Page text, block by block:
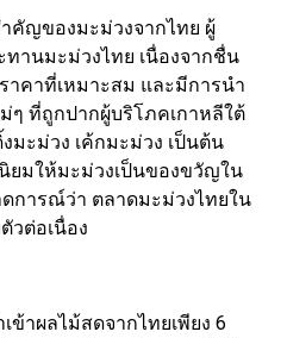
คัญของมะม่วงจากไทย ผู้
านมะม่วงไทย เนื่องจากชื่น
าคาที่เหมาะสม และมีการนำ
ๆ ที่ถูกปากผู้บริโภคเกาหลีใต้
มะม่วง เค้กมะม่วง เป็นต้น
ยมให้มะม่วงเป็นของขวัญใน
การณ์ว่า ตลาดมะม่วงไทยใน
วต่อเนื่อง
าผลไม้สดจากไทยเพียง 6